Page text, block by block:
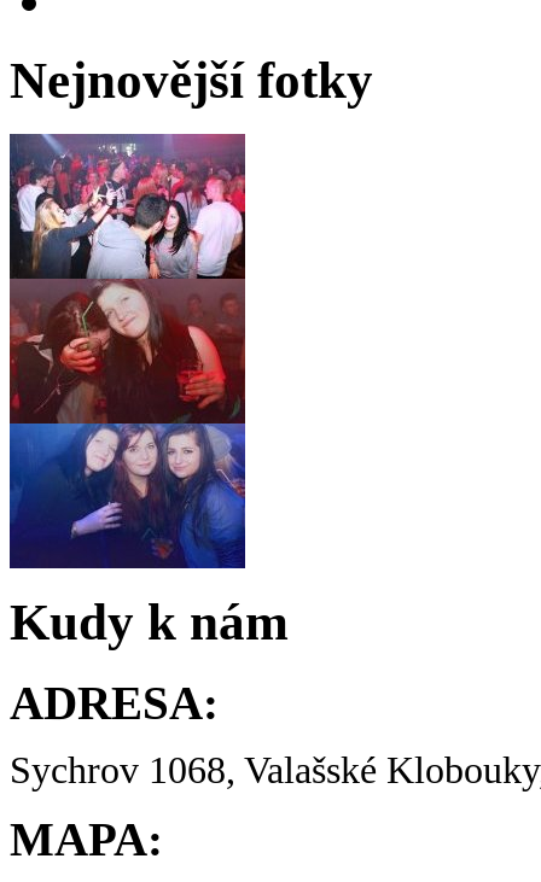
Nejnovější fotky
Kudy k nám
ADRESA:
Sychrov 1068, Valašské
MAPA: